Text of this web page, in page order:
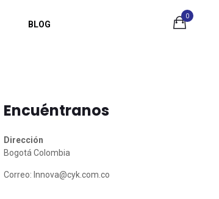
0
BLOG
Encuéntranos
Dirección
Bogotá Colombia
Correo: Innova@cyk.com.co